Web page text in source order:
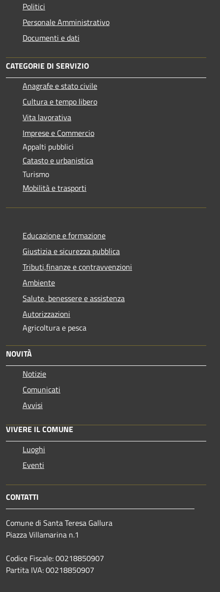
Politici
Personale Amministrativo
Documenti e dati
CATEGORIE DI SERVIZIO
Anagrafe e stato civile
Cultura e tempo libero
Vita lavorativa
Imprese e Commercio
Appalti pubblici
Catasto e urbanistica
Turismo
Mobilità e trasporti
Educazione e formazione
Giustizia e sicurezza pubblica
Tributi,finanze e contravvenzioni
Ambiente
Salute, benessere e assistenza
Autorizzazioni
Agricoltura e pesca
NOVITÀ
Notizie
Comunicati
Avvisi
VIVERE IL COMUNE
Luoghi
Eventi
CONTATTI
Comune di Santa Teresa Gallura
Piazza Villamarina n.1
Codice Fiscale: 00218850907
Partita IVA: 00218850907